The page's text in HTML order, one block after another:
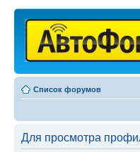
Список форумов
Для просмотра